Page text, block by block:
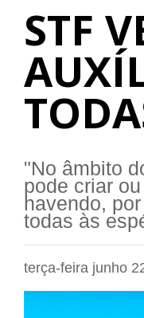
STF
"No âmbito
pode criar
havendo,
todas às
terça-feira junho